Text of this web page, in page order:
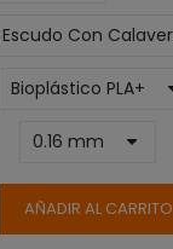
AÑADIR AL CARRITO